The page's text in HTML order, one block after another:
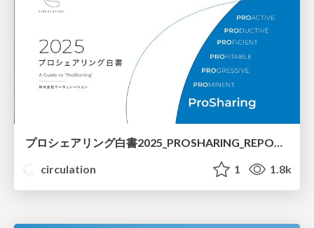
プロシェアリング白書2025_PROSHARING_REPORT_2025
circulation
1 1.8k